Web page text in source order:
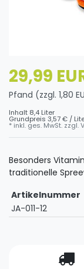
29,99
Pfand (zzgl. 1,80
Inhalt 8,4 Liter
Grundpreis 3,57 € /
* inkl. ges. MwSt. zzgl.
Besonders
traditionelle
Artikelnummer
JA-011-12